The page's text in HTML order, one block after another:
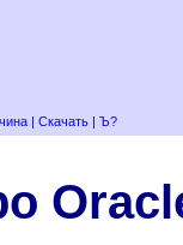
| Скачать | Ъ?